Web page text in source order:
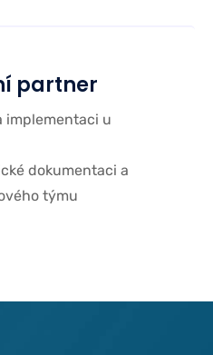
partner
implementaci u
dokumentaci a
týmu